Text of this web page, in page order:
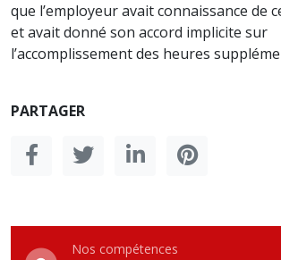
que l’employeur avait connaissance de
et avait donné son accord implicite sur
l’accomplissement des heures
PARTAGER
Nos compétences